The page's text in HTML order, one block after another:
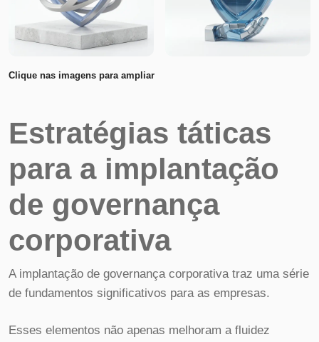
Clique nas imagens para ampliar
Estratégias táticas
para a implantação
de governança
corporativa
A implantação de governança corporativa traz uma série
de fundamentos significativos para as empresas.
Esses elementos não apenas melhoram a fluidez